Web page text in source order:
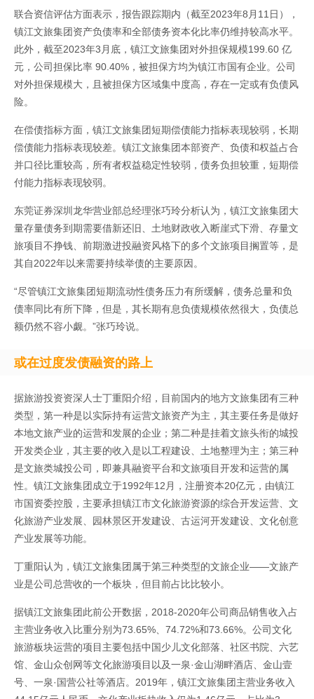
联合资信评估方面表示，报告跟踪期内（截至2023年8月11日），
镇江文旅集团资产负债率和全部债务资本化比率仍维持较高水平。
此外，截至2023年3月底，镇江文旅集团对外担保规模199.60 亿
元，公司担保比率 90.40%，被担保方均为镇江市国有企业。公司
对外担保规模大，且被担保方区域集中度高，存在一定或有负债风
险。
在偿债指标方面，镇江文旅集团短期偿债能力指标表现较弱，长期
偿债能力指标表现较差。镇江文旅集团本部资产、负债和权益占合
并口径比重较高，所有者权益稳定性较弱，债务负担较重，短期偿
付能力指标表现较弱。
东莞证券深圳龙华营业部总经理张巧玲分析认为，镇江文旅集团大
量存量债务到期需要借新还旧、土地财政收入断崖式下滑、存量文
旅项目不挣钱、前期激进投融资风格下的多个文旅项目搁置等，是
其自2022年以来需要持续举债的主要原因。
“尽管镇江文旅集团短期流动性债务压力有所缓解，债务总量和负
债率同比有所下降，但是，其长期有息负债规模依然很大，负债总
额仍然不容小觑。”张巧玲说。
或在过度发债融资的路上
据旅游投资资深人士丁重阳介绍，目前国内的地方文旅集团有三种
类型，第一种是以实际持有运营文旅资产为主，其主要任务是做好
本地文旅产业的运营和发展的企业；第二种是挂着文旅头衔的城投
开发类企业，其主要的收入是以工程建设、土地整理为主；第三种
是文旅类城投公司，即兼具融资平台和文旅项目开发和运营的属
性。镇江文旅集团成立于1992年12月，注册资本20亿元，由镇江
市国资委控股，主要承担镇江市文化旅游资源的综合开发运营、文
化旅游产业发展、园林景区开发建设、古运河开发建设、文化创意
产业发展等功能。
丁重阳认为，镇江文旅集团属于第三种类型的文旅企业——文旅产
业是公司总营收的一个板块，但目前占比比较小。
据镇江文旅集团此前公开数据，2018-2020年公司商品销售收入占
主营业务收入比重分别为73.65%、74.72%和73.66%。公司文化
旅游板块运营的项目主要包括中国少儿文化部落、社区书院、六艺
馆、金山众创网等文化旅游项目以及一泉·金山湖畔酒店、金山壹
号、一泉·国营公社等酒店。2019年，镇江文旅集团主营业务收入